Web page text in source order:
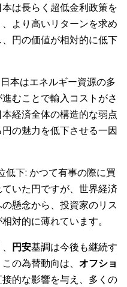
は長らく超低金利政策を
より高いリターンを求め
円の価値が相対的に低下
本はエネルギー資源の多
進むことで輸入コストがさ
経済全体の構造的な弱点
の魅力を低下させる一因
低下: かつて有事の際に買
いた円ですが、世界経済
懸念から、投資家のリス
対的に薄れています。
円安基調は今後も継続す
の為替動向は、 オフショ
的な影響を与え、多くの